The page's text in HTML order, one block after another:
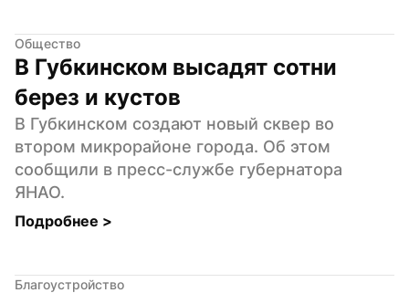
Общество
В Губкинском высадят сотни
берез и кустов
В Губкинском создают новый сквер во
втором микрорайоне города. Об этом
сообщили в пресс-службе губернатора
ЯНАО.
Подробнее >
Благоустройство